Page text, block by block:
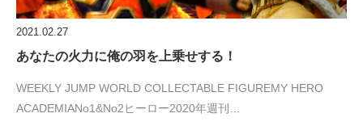
2021.02.27
あなたの火力に俺の羽を上乗せする！
WEEKLY JUMP WORLD COLLECTABLE FIGUREMY HERO
ACADEMIANo1&No2ヒーロー2020年週刊…